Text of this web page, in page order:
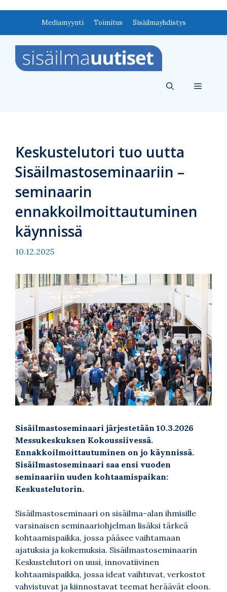
Mediamyynti Toimitus Sisäilmayhdistys
Valikko
Keskustelutori tuo uutta
Sisäilmastoseminaariin –
seminaarin
ennakkoilmoittautuminen
käynnissä
10.12.2025
Sisäilmastoseminaari järjestetään 10.3.2026
Messukeskuksen Kokoussiivessä.
Ennakkoilmoittautuminen on jo käynnissä.
Sisäilmastoseminaari saa ensi vuoden
seminaariin uuden kohtaamispaikan:
Keskustelutorin.
Sisäilmastoseminaari on sisäilma-alan ihmisille
varsinaisen seminaariohjelman lisäksi tärkeä
kohtaamispaikka, jossa pääsee vaihtamaan
ajatuksia ja kokemuksia. Sisäilmastoseminaarin
Keskustelutori on uusi, innovatiivinen
kohtaamispaikka, jossa ideat vaihtuvat, verkostot
vahvistuvat ja kiinnostavat teemat heräävät eloon.